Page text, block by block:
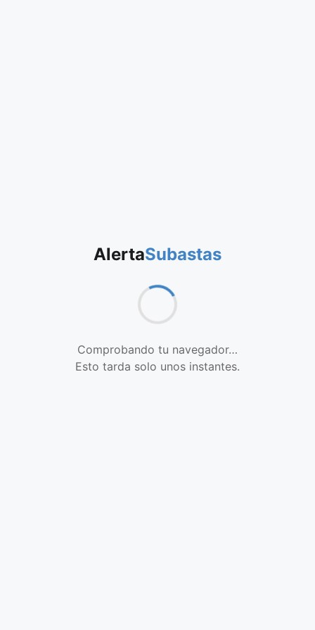
AlertaSubastas
Comprobando tu navegador…
Esto tarda solo unos instantes.